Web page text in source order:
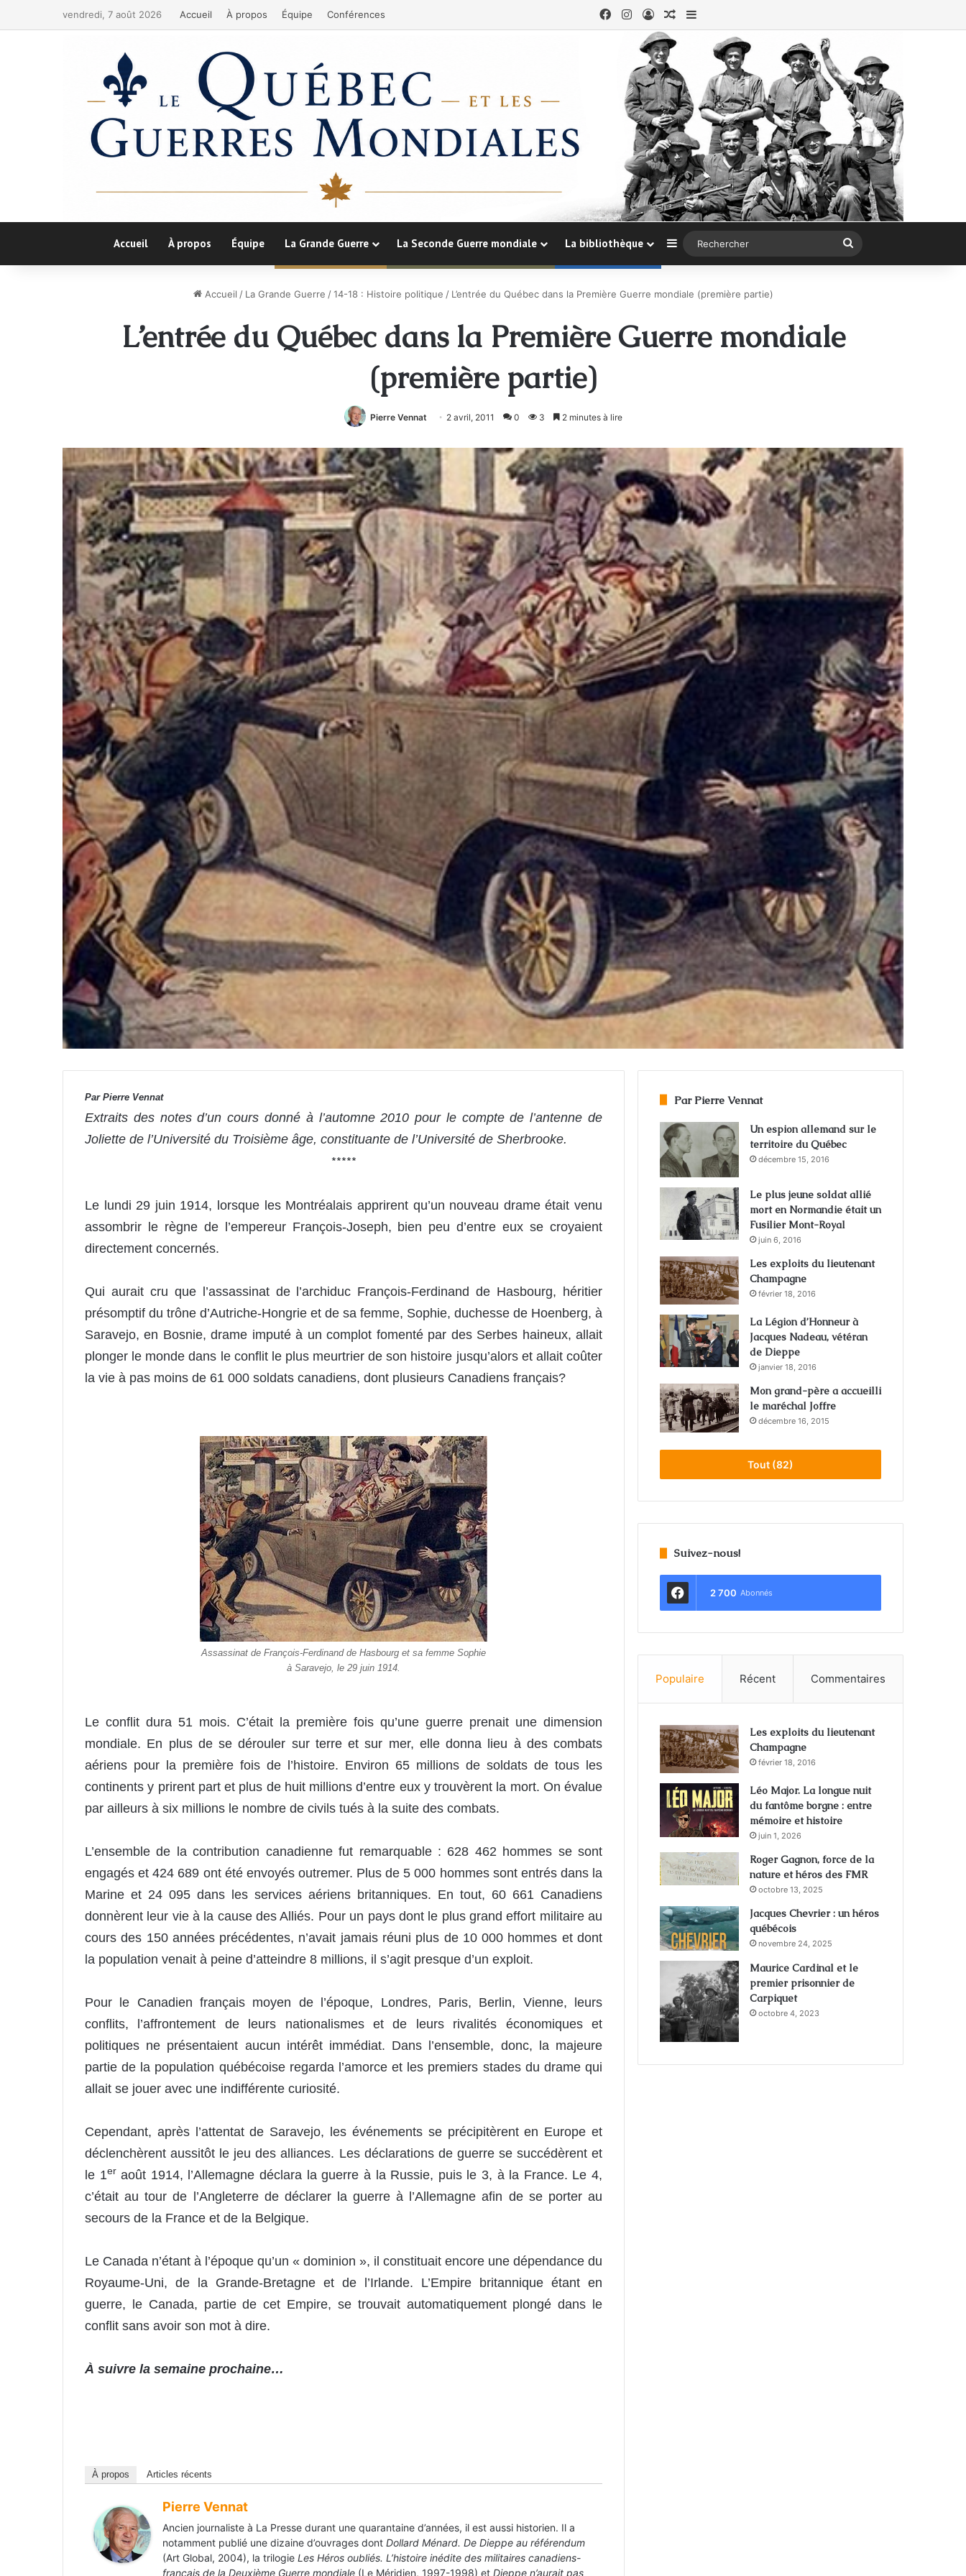
vendredi, 7 août 2026 Accueil À propos Équipe Conférences Facebook
InstagramConnexion
Article au hasard
Sidebar (barre latérale)
Accueil À propos Équipe La Grande Guerre La Seconde Guerre mondiale La bibliothèque Sidebar (barre latérale)
Accueil / La Grande Guerre / 14-18 : Histoire politique / L’entrée du Québec dans la Première Guerre mondiale (première partie)
L’entrée du Québec dans la Première Guerre mondiale
(première partie)
Pierre Vennat 2 avril, 2011 0 3 2 minutes à lire
Par Pierre Vennat
Extraits des notes d’un cours donné à l’automne 2010 pour le compte de l’antenne de
Joliette de l’Université du Troisième âge, constituante de l’Université de Sherbrooke.
*****
Le lundi 29 juin 1914, lorsque les Montréalais apprirent qu’un nouveau drame était venu
assombrir le règne de l’empereur François-Joseph, bien peu d’entre eux se croyaient
directement concernés.
Qui aurait cru que l’assassinat de l’archiduc François-Ferdinand de Hasbourg, héritier
présomptif du trône d’Autriche-Hongrie et de sa femme, Sophie, duchesse de Hoenberg, à
Saravejo, en Bosnie, drame imputé à un complot fomenté par des Serbes haineux, allait
plonger le monde dans le conflit le plus meurtrier de son histoire jusqu’alors et allait coûter
la vie à pas moins de 61 000 soldats canadiens, dont plusieurs Canadiens français?
Assassinat de François-Ferdinand de Hasbourg et sa femme Sophie
à Saravejo, le 29 juin 1914.
Le conflit dura 51 mois. C’était la première fois qu’une guerre prenait une dimension
mondiale. En plus de se dérouler sur terre et sur mer, elle donna lieu à des combats
aériens pour la première fois de l’histoire. Environ 65 millions de soldats de tous les
continents y prirent part et plus de huit millions d’entre eux y trouvèrent la mort. On évalue
par ailleurs à six millions le nombre de civils tués à la suite des combats.
L’ensemble de la contribution canadienne fut remarquable : 628 462 hommes se sont
engagés et 424 689 ont été envoyés outremer. Plus de 5 000 hommes sont entrés dans la
Marine et 24 095 dans les services aériens britanniques. En tout, 60 661 Canadiens
donnèrent leur vie à la cause des Alliés. Pour un pays dont le plus grand effort militaire au
cours des 150 années précédentes, n’avait jamais réuni plus de 10 000 hommes et dont
la population venait à peine d’atteindre 8 millions, il s’agit presque d’un exploit.
Pour le Canadien français moyen de l’époque, Londres, Paris, Berlin, Vienne, leurs
conflits, l’affrontement de leurs nationalismes et de leurs rivalités économiques et
politiques ne présentaient aucun intérêt immédiat. Dans l’ensemble, donc, la majeure
partie de la population québécoise regarda l’amorce et les premiers stades du drame qui
allait se jouer avec une indifférente curiosité.
Cependant, après l’attentat de Saravejo, les événements se précipitèrent en Europe et
déclenchèrent aussitôt le jeu des alliances. Les déclarations de guerre se succédèrent et
le 1eraoût 1914, l’Allemagne déclara la guerre à la Russie, puis le 3, à la France. Le 4,
c’était au tour de l’Angleterre de déclarer la guerre à l’Allemagne afin de se porter au
secours de la France et de la Belgique.
Le Canada n’étant à l’époque qu’un « dominion », il constituait encore une dépendance du
Royaume-Uni, de la Grande-Bretagne et de l’Irlande. L’Empire britannique étant en
guerre, le Canada, partie de cet Empire, se trouvait automatiquement plongé dans le
conflit sans avoir son mot à dire.
À suivre la semaine prochaine…
À propos Articles récents
Pierre Vennat
Ancien journaliste à La Presse durant une quarantaine d’années, il est aussi historien. Il a
notamment publié une dizaine d’ouvrages dont Dollard Ménard. De Dieppe au référendum
(Art Global, 2004), la trilogie Les Héros oubliés. L’histoire inédite des militaires canadiens-
français de la Deuxième Guerre mondiale (Le Méridien, 1997-1998) et Dieppe n’aurait pas
Quelques nouveautés chez nos
Par Pierre Vennat
Un espion allemand sur le
territoire du Québec
décembre 15, 2016
Le plus jeune soldat allié
mort en Normandie était un
Fusilier Mont-Royal
juin 6, 2016
Les exploits du lieutenant
Champagne
février 18, 2016
La Légion d’Honneur à
Jacques Nadeau, vétéran
de Dieppe
janvier 18, 2016
Mon grand-père a accueilli
le maréchal Joffre
décembre 16, 2015
Tout (82)
Suivez-nous!
2 700 Abonnés
Populaire Récent Commentaires
Les exploits du lieutenant
Champagne
février 18, 2016
Léo Major. La longue nuit
du fantôme borgne : entre
mémoire et histoire
juin 1, 2026
Roger Gagnon, force de la
nature et héros des FMR
octobre 13, 2025
Jacques Chevrier : un héros
québécois
novembre 24, 2025
Maurice Cardinal et le
premier prisonnier de
Carpiquet
octobre 4, 2023